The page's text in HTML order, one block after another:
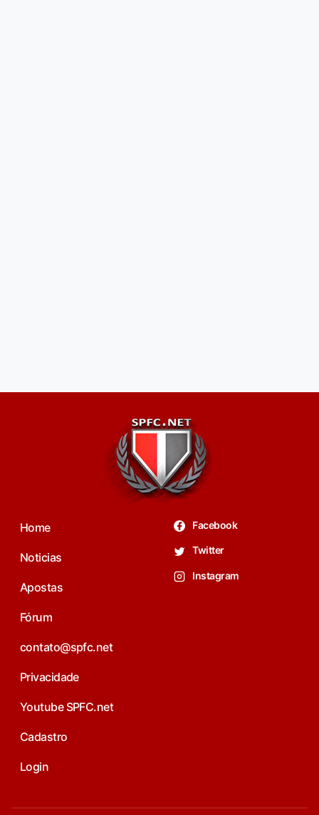
Home
Noticias
Apostas
Fórum
contato@spfc.net
Privacidade
Youtube SPFC.net
Cadastro
Login
Facebook
Twitter
Instagram